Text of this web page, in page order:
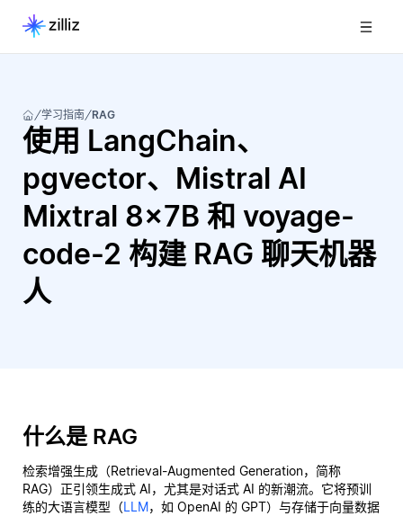
学习指南 RAG
使用 LangChain、
pgvector、Mistral AI
Mixtral 8x7B 和 voyage-
code-2 构建 RAG 聊天机器
人
什么是 RAG
检索增强生成（Retrieval-Augmented Generation，简称
RAG）正引领生成式 AI，尤其是对话式 AI 的新潮流。它将预训
练的大语言模型（LLM，如 OpenAI 的 GPT）与存储于向量数据